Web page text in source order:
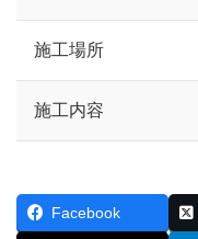
施工場所
施工内容
Facebook